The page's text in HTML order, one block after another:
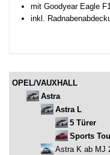
mit Goodyear Eagle
inkl.
OPEL/VAUXHALL
Astra
Astra L
5 Türer
Sports
Astra K ab MJ